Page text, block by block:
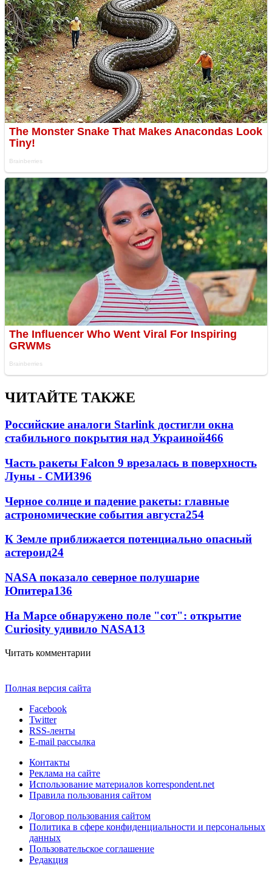
ЧИТАЙТЕ ТАКЖЕ
Российские аналоги Starlink достигли окна
стабильного покрытия над Украиной466
Часть ракеты Falcon 9 врезалась в поверхность
Луны - СМИ396
Черное солнце и падение ракеты: главные
астрономические события августа254
К Земле приближается потенциально опасный
астероид24
NASA показало северное полушарие
Юпитера136
На Марсе обнаружено поле "сот": открытие
Curiosity удивило NASA13
Читать комментарии
Полная версия сайта
Facebook
Twitter
RSS-ленты
E-mail рассылка
Контакты
Реклама на сайте
Использование материалов korrespondent.net
Правила пользования сайтом
Договор пользования сайтом
Политика в сфере конфиденциальности и персональных
данных
Пользовательское соглашение
Редакция